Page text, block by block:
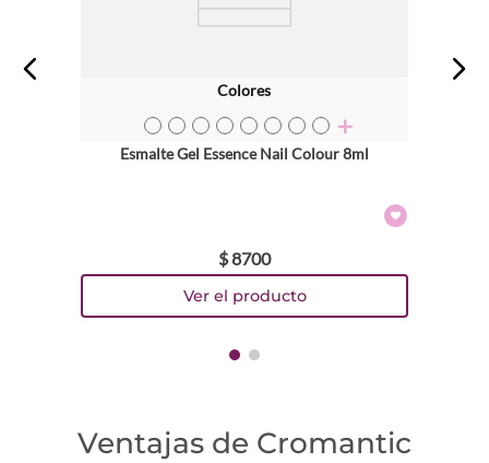
Colores
Esmalte Gel Essence Nail Colour 8ml
$8700
Ventajas de Cromantic